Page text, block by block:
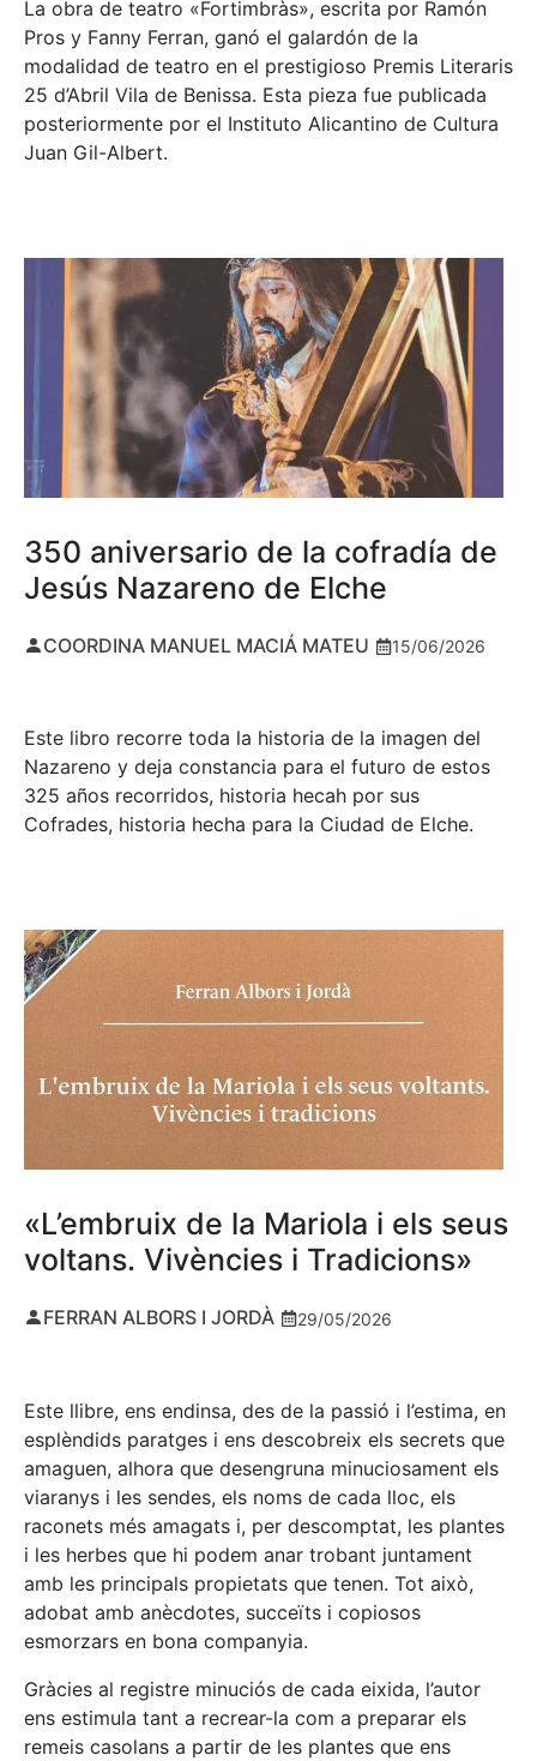
La obra de teatro «Fortimbràs», escrita por Ramón
Pros y Fanny Ferran, ganó el galardón de la
modalidad de teatro en el prestigioso Premis Literaris
25 d’Abril Vila de Benissa. Esta pieza fue publicada
posteriormente por el Instituto Alicantino de Cultura
Juan Gil-Albert.
350 aniversario de la cofradía de
Jesús Nazareno de Elche
COORDINA MANUEL MACIÁ MATEU 15/06/2026
Este libro recorre toda la historia de la imagen del
Nazareno y deja constancia para el futuro de estos
325 años recorridos, historia hecah por sus
Cofrades, historia hecha para la Ciudad de Elche.
«L’embruix de la Mariola i els seus
voltans. Vivències i Tradicions»
FERRAN ALBORS I JORDÀ 29/05/2026
Este llibre, ens endinsa, des de la passió i l’estima, en
esplèndids paratges i ens descobreix els secrets que
amaguen, alhora que desengruna minuciosament els
viaranys i les sendes, els noms de cada lloc, els
raconets més amagats i, per descomptat, les plantes
i les herbes que hi podem anar trobant juntament
amb les principals propietats que tenen. Tot això,
adobat amb anècdotes, succeïts i copiosos
esmorzars en bona companyia.
Gràcies al registre minuciós de cada eixida, l’autor
ens estimula tant a recrear-la com a preparar els
remeis casolans a partir de les plantes que ens